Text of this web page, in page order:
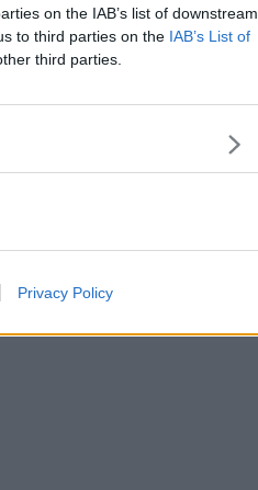
on the IAB’s list of downstream
to third parties on the IAB’s List of
third parties.
Privacy Policy